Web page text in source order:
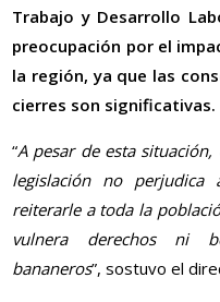
Trabajo y Desarrollo
preocupación por el
la región, ya que las
cierres son significativas.
“A pesar de esta
legislación no
reiterarle a toda la
vulnera derechos ni
bananeros”, sostuvo el